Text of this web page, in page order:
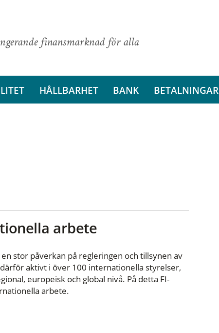
finansmarknad för alla
HÅLLBARHET BANK BETALNINGAR
arbete
stor påverkan på regleringen och tillsynen av
aktivt i över 100 internationella styrelser,
europeisk och global nivå. På detta FI-
arbete.